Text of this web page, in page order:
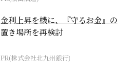
金利上昇を機に、『守るお金』の
置き場所を再検討
PR(株式会社北九州銀行)